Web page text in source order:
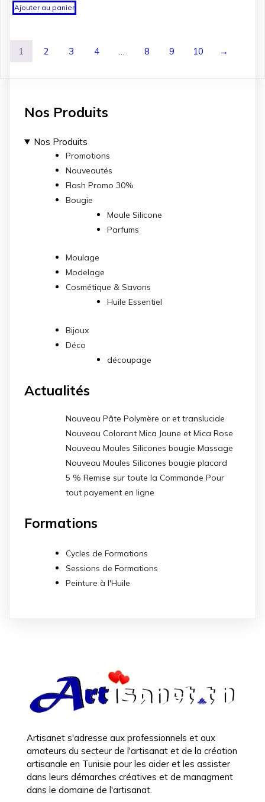
initial
était :
Ajouter au panier
1 2 3 4 … 8 9 10 →
Nos Produits
Nos Produits
Promotions
Nouveautés
Flash Promo 30%
Bougie
Moule Silicone
Parfums
Moulage
Modelage
Cosmétique & Savons
Huile Essentiel
Bijoux
Déco
découpage
Actualités
Nouveau Pâte Polymère or et translucide
Nouveau Colorant Mica Jaune et Mica Rose
Nouveau Moules Silicones bougie Massage
Nouveau Moules Silicones bougie placard
5 % Remise sur toute la Commande Pour
tout payement en ligne
Formations
Cycles de Formations
Sessions de Formations
Peinture à l'Huile
Artisanet s'adresse aux professionnels et aux
amateurs du secteur de l'artisanat et de la création
artisanale en Tunisie pour les aider et les assister
dans leurs démarches créatives et de managment
dans le domaine de l'artisanat.